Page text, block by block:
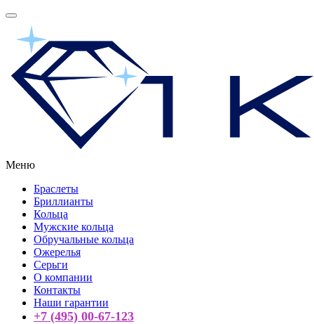
Меню
Браслеты
Бриллианты
Кольца
Мужские кольца
Обручальные кольца
Ожерелья
Серьги
О компании
Контакты
Наши гарантии
+7 (495) 00-67-123